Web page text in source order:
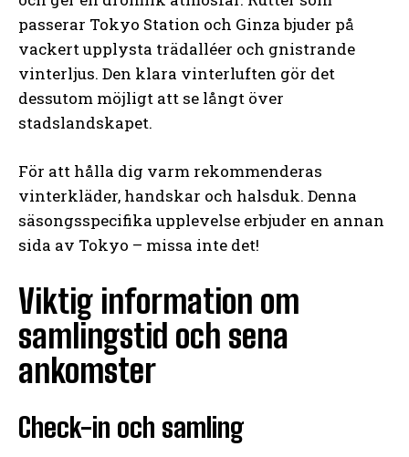
passerar Tokyo Station och Ginza bjuder på
vackert upplysta trädalléer och gnistrande
vinterljus. Den klara vinterluften gör det
dessutom möjligt att se långt över
stadslandskapet.
För att hålla dig varm rekommenderas
vinterkläder, handskar och halsduk. Denna
säsongsspecifika upplevelse erbjuder en annan
sida av Tokyo – missa inte det!
Viktig information om
samlingstid och sena
ankomster
Check-in och samling